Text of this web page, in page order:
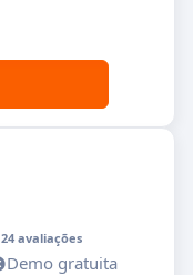
24 avaliações
Demo gratuita